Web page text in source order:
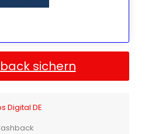
sichern
Digital DE